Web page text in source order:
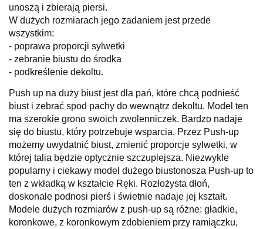
unoszą i zbierają piersi.
W dużych rozmiarach jego zadaniem jest przede
wszystkim:
- poprawa proporcji sylwetki
- zebranie biustu do środka
- podkreślenie dekoltu.
Push up na duży biust jestdla pań, które chcą podnieść
biust i zebrać spod pachy do wewnątrz dekoltu. Model ten
ma szerokie grono swoich zwolenniczek. Bardzo nadaje
się do biustu, który potrzebuje wsparcia. Przez Push-up
możemy uwydatnić biust, zmienić proporcje sylwetki, w
której talia będzie optycznie szczuplejsza. Niezwykle
popularny i ciekawy model dużego biustonosza Push-up to
ten z wkładką w kształcie Ręki. Rozłożysta dłoń,
doskonale podnosi pierś i świetnie nadaje jej kształt.
Modele dużych rozmiarów z push-up są różne: gładkie,
koronkowe, z koronkowym zdobieniem przy ramiączku,